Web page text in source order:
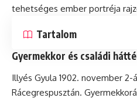
tehetséges ember portréja
Tartalom
Gyermekkor és családi
Illyés Gyula 1902. november
Rácegrespusztán.